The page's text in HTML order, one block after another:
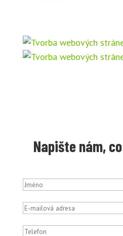
Napište nám,